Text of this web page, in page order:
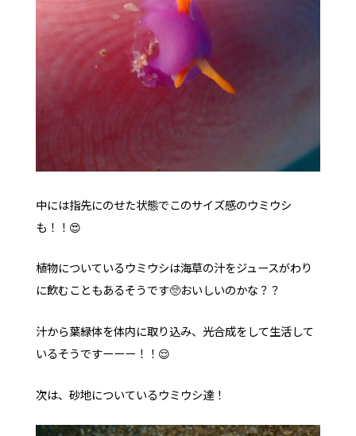
中には指先にのせた状態でこのサイズ感のウミウシ
も！！😍
植物についているウミウシは海草の汁をジュースがわり
に飲むこともあるそうです🥺おいしいのかな？？
汁から葉緑体を体内に取り込み、光合成をして生活して
いるそうですーーー！！😌
次は、砂地についているウミウシ達！